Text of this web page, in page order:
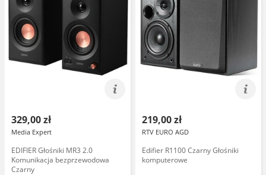
329,00 zł
Media Expert
EDIFIER Głośniki MR3 2.0
Komunikacja bezprzewodowa
Czarny
219,00 zł
RTV EURO AGD
Edifier R1100 Czarny Głośniki
komputerowe